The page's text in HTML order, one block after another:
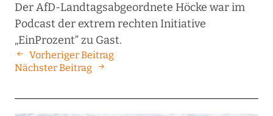
Der AfD-Landtagsabgeordnete Höcke war im
Podcast der extrem rechten Initiative
„EinProzent“ zu Gast.
Vorheriger Beitrag
Nächster Beitrag